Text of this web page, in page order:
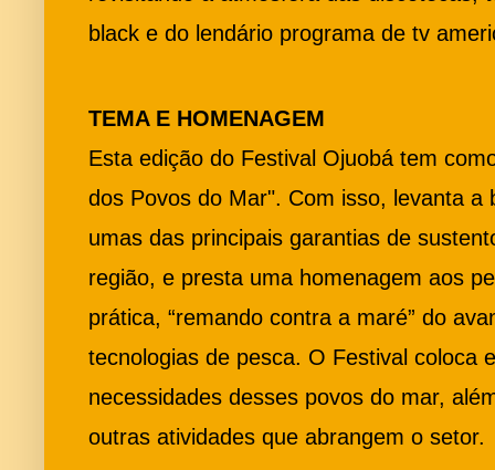
black e do lendário programa de tv
TEMA E HOMENAGEM
Esta edição do Festival Ojuobá tem
dos Povos do Mar". Com isso, levanta a
umas das principais garantias de
região, e presta uma homenagem aos
prática, “remando contra a maré” do
tecnologias de pesca. O Festival coloca
necessidades desses povos do mar,
outras atividades que abrangem o setor.